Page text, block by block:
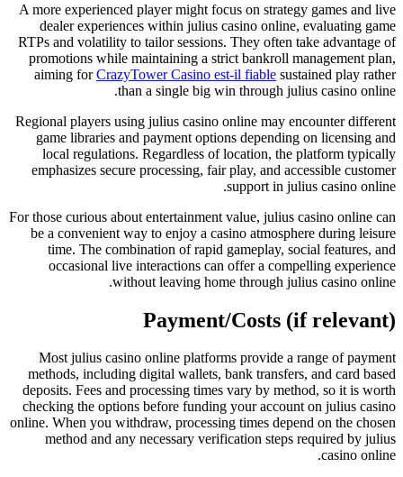
A more experienced player might focus on strategy games and live
dealer experiences within julius casino online, evaluating game
RTPs and volatility to tailor sessions. They often take advantage of
promotions while maintaining a strict bankroll management plan,
aiming forCrazyTower Casino est-il fiable sustained play rather
than a single big win through julius casino online.
Regional players using julius casino online may encounter different
game libraries and payment options depending on licensing and
local regulations. Regardless of location, the platform typically
emphasizes secure processing, fair play, and accessible customer
support in julius casino online.
For those curious about entertainment value, julius casino online can
be a convenient way to enjoy a casino atmosphere during leisure
time. The combination of rapid gameplay, social features, and
occasional live interactions can offer a compelling experience
without leaving home through julius casino online.
Payment/Costs (if relevant)
Most julius casino online platforms provide a range of payment
methods, including digital wallets, bank transfers, and card based
deposits. Fees and processing times vary by method, so it is worth
checking the options before funding your account on julius casino
online. When you withdraw, processing times depend on the chosen
method and any necessary verification steps required by julius
casino online.